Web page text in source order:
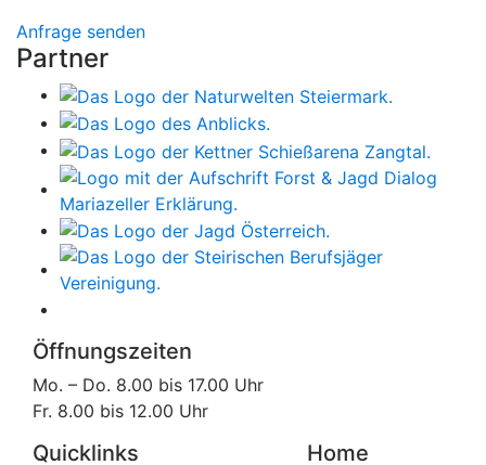
Anfrage senden
Partner
Öffnungszeiten
Mo. – Do. 8.00 bis 17.00 Uhr
Fr. 8.00 bis 12.00 Uhr
Quicklinks Home